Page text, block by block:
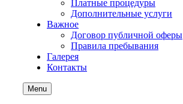
Платные процедуры
Дополнительные услуги
Важное
Договор публичной оферы
Правила пребывания
Галерея
Контакты
Menu